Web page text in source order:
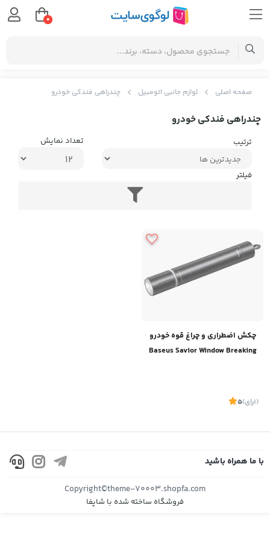
صفحه اصلی لوازم جانبی اتومبیل چندراهی فندکی خودرو
چندراهی فندکی خودرو
ترتیب تعداد نمایش
فیلتر
چکش اضطراری و چراغ قوه خودرو
Baseus Savior Window Breaking
(1 رای)
5
با ما همراه باشید
Copyright©theme-70003.shopfa.com
فروشگاه ساخته شده با شاپفا
0